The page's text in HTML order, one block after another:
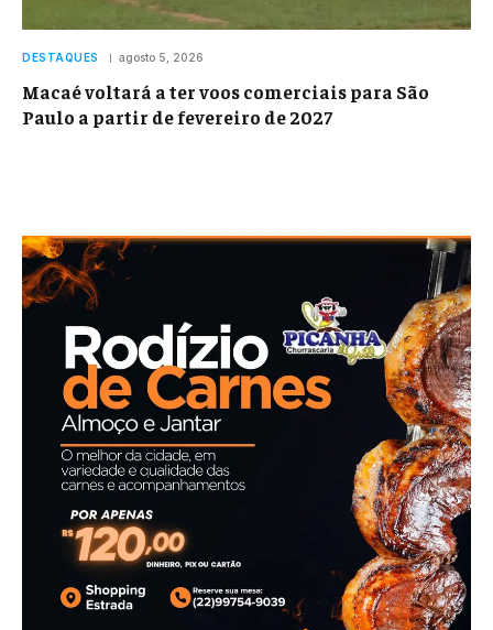
DESTAQUES agosto 5, 2026
Macaé voltará a ter voos comerciais para São
Paulo a partir de fevereiro de 2027